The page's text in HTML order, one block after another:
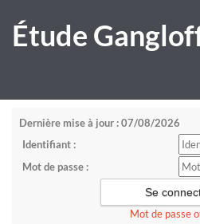
Étude
Dernière mise à jour : 07/08/2026
Identifiant :
Mot de passe :
Mot de passe